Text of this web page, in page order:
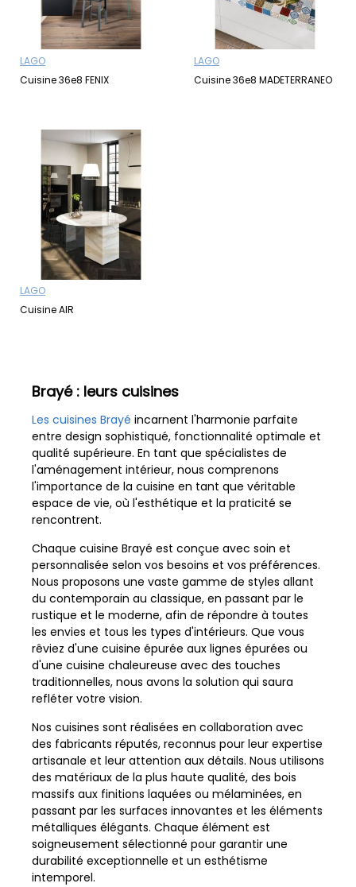
LAGO
Cuisine 36e8 FENIX
LAGO
Cuisine 36e8 MADETERRANEO
LAGO
Cuisine AIR
Brayé : leurs cuisines
Les cuisines Brayé incarnent l'harmonie parfaite
entre design sophistiqué, fonctionnalité optimale et
qualité supérieure. En tant que spécialistes de
l'aménagement intérieur, nous comprenons
l'importance de la cuisine en tant que véritable
espace de vie, où l'esthétique et la praticité se
rencontrent.
Chaque cuisine Brayé est conçue avec soin et
personnalisée selon vos besoins et vos préférences.
Nous proposons une vaste gamme de styles allant
du contemporain au classique, en passant par le
rustique et le moderne, afin de répondre à toutes
les envies et tous les types d'intérieurs. Que vous
rêviez d'une cuisine épurée aux lignes épurées ou
d'une cuisine chaleureuse avec des touches
traditionnelles, nous avons la solution qui saura
refléter votre vision.
Nos cuisines sont réalisées en collaboration avec
des fabricants réputés, reconnus pour leur expertise
artisanale et leur attention aux détails. Nous utilisons
des matériaux de la plus haute qualité, des bois
massifs aux finitions laquées ou mélaminées, en
passant par les surfaces innovantes et les éléments
métalliques élégants. Chaque élément est
soigneusement sélectionné pour garantir une
durabilité exceptionnelle et un esthétisme
intemporel.